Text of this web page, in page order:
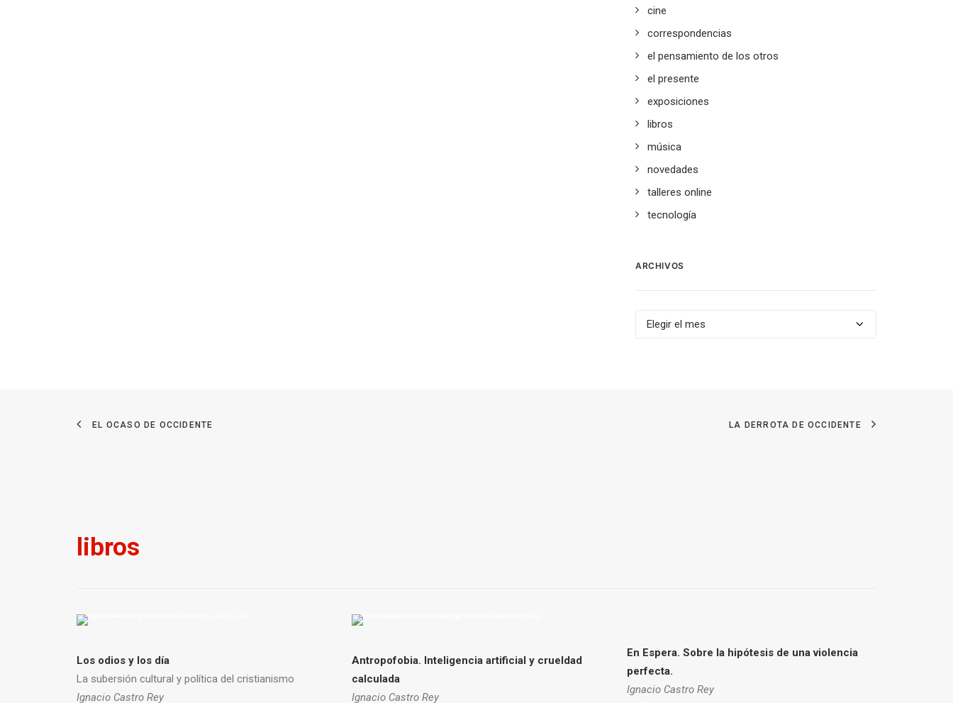
cine
correspondencias
el pensamiento de los otros
el presente
exposiciones
libros
música
novedades
talleres online
tecnología
ARCHIVOS
Archivos
EL OCASO DE OCCIDENTE LA DERROTA DE OCCIDENTE
libros
Los odios y los día
La subersión cultural y política del cristianismo
Ignacio Castro Rey
Antropofobia. Inteligencia artificial y crueldad
calculada
Ignacio Castro Rey
En Espera. Sobre la hipótesis de una violencia
perfecta.
Ignacio Castro Rey